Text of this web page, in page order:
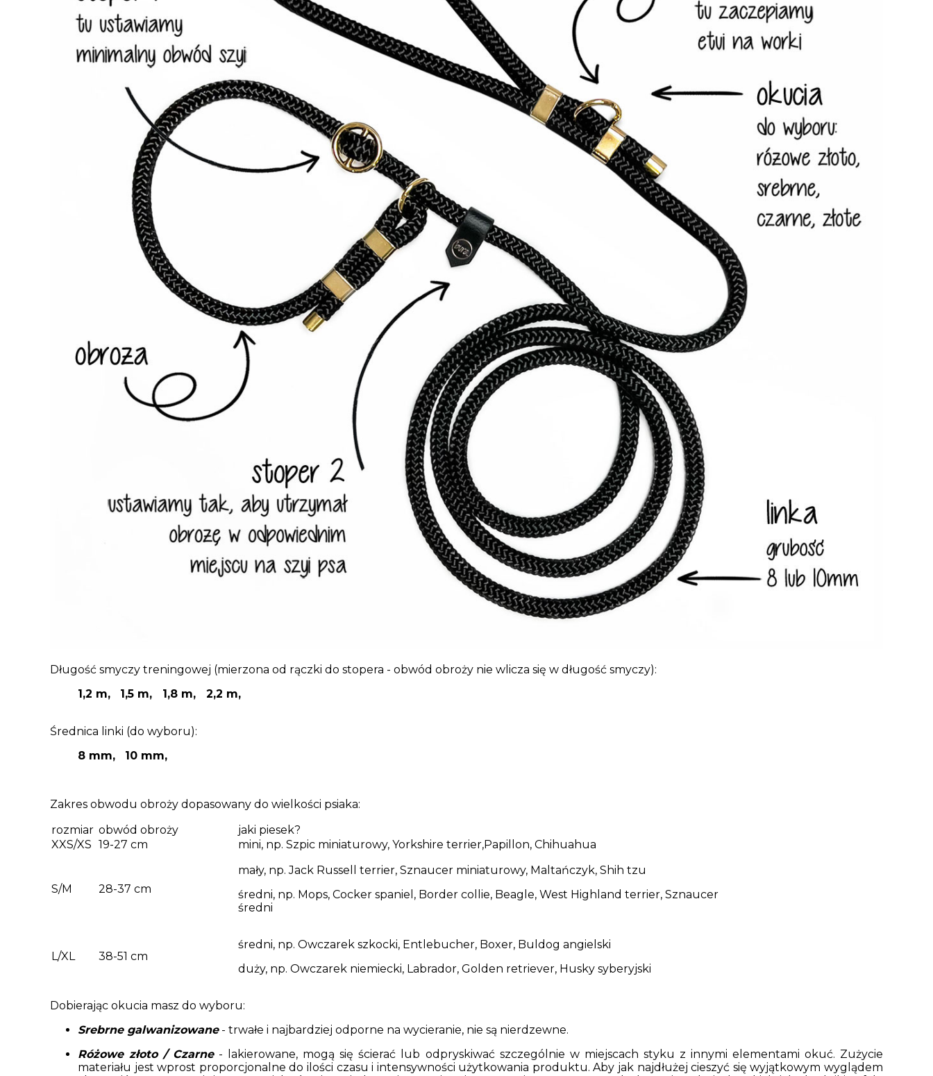
Długość smyczy treningowej (mierzona od rączki do stopera - obwód obroży nie wlicza się w długość smyczy):
1,2 m,
1,5 m, 1,8 m, 2,2 m,
Średnica linki (do wyboru):
8 mm,
10 mm,
Zakres obwodu obroży dopasowany do wielkości psiaka:
rozmiar obwód obroży
jaki piesek?
XXS/XS 19-27 cm mini, np. Szpic miniaturowy, Yorkshire terrier,Papillon, Chihuahua
S/M 28-37 cm
mały, np. Jack Russell terrier, Sznaucer miniaturowy, Maltańczyk, Shih tzu
średni, np. Mops, Cocker spaniel, Border collie, Beagle, West Highland terrier, Sznaucer
średni
L/XL 38-51 cm
średni, np. Owczarek szkocki, Entlebucher, Boxer, Buldog angielski
duży, np. Owczarek niemiecki, Labrador, Golden retriever, Husky syberyjski
Dobierając okucia masz do wyboru:
Srebrne galwanizowane- trwałe i najbardziej odporne na wycieranie, nie są nierdzewne.
Różowe złoto / Czarne- lakierowane, mogą się ścierać lub odpryskiwać szczególnie w miejscach styku z innymi elementami okuć. Zużycie
materiału jest wprost proporcjonalne do ilości czasu i intensywności użytkowania produktu. Aby jak najdłużej cieszyć się wyjątkowym wyglądem